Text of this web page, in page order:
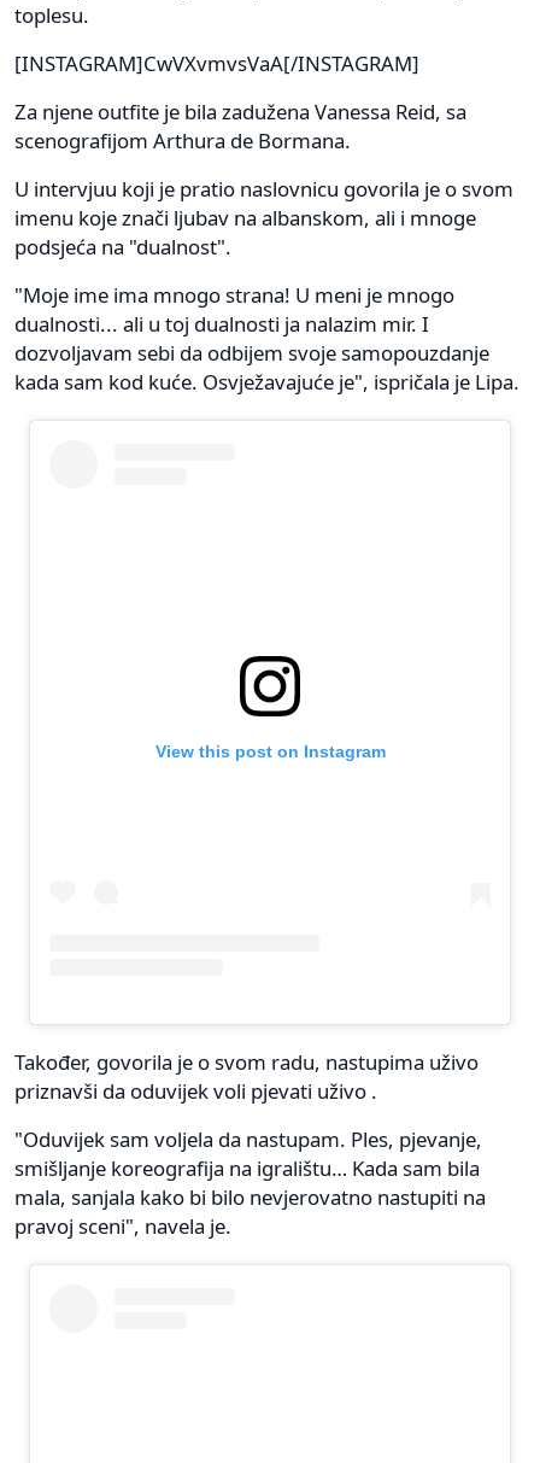
toplesu.
[INSTAGRAM]CwVXvmvsVaA[/INSTAGRAM]
Za njene outfite je bila zadužena Vanessa Reid, sa
scenografijom Arthura de Bormana.
U intervjuu koji je pratio naslovnicu govorila je o svom
imenu koje znači ljubav na albanskom, ali i mnoge
podsjeća na "dualnost".
"Moje ime ima mnogo strana! U meni je mnogo
dualnosti... ali u toj dualnosti ja nalazim mir. I
dozvoljavam sebi da odbijem svoje samopouzdanje
kada sam kod kuće. Osvježavajuće je", ispričala je Lipa.
View this post on Instagram
Također, govorila je o svom radu, nastupima uživo
priznavši da oduvijek voli pjevati uživo .
"Oduvijek sam voljela da nastupam. Ples, pjevanje,
smišljanje koreografija na igralištu… Kada sam bila
mala, sanjala kako bi bilo nevjerovatno nastupiti na
pravoj sceni", navela je.